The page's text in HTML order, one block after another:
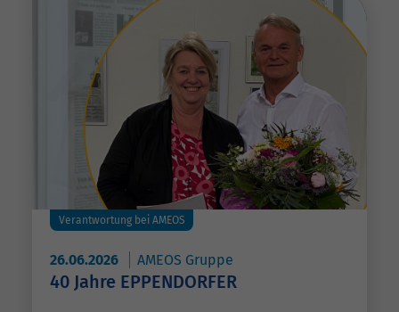
Verantwortung bei AMEOS
26.06.2026 AMEOS Gruppe
40 Jahre EPPENDORFER